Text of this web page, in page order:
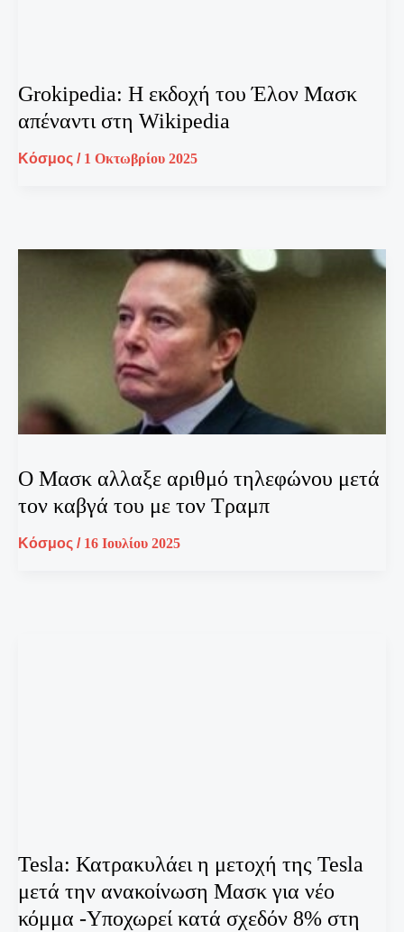
Grokipedia: Η εκδοχή του Έλον Μασκ
απέναντι στη Wikipedia
Κόσμος / 1 Οκτωβρίου 2025
Ο Μασκ αλλαξε αριθμό τηλεφώνου μετά
τον καβγά του με τον Τραμπ
Κόσμος / 16 Ιουλίου 2025
Tesla: Κατρακυλάει η μετοχή της Tesla
μετά την ανακοίνωση Μασκ για νέο
κόμμα -Υποχωρεί κατά σχεδόν 8% στη